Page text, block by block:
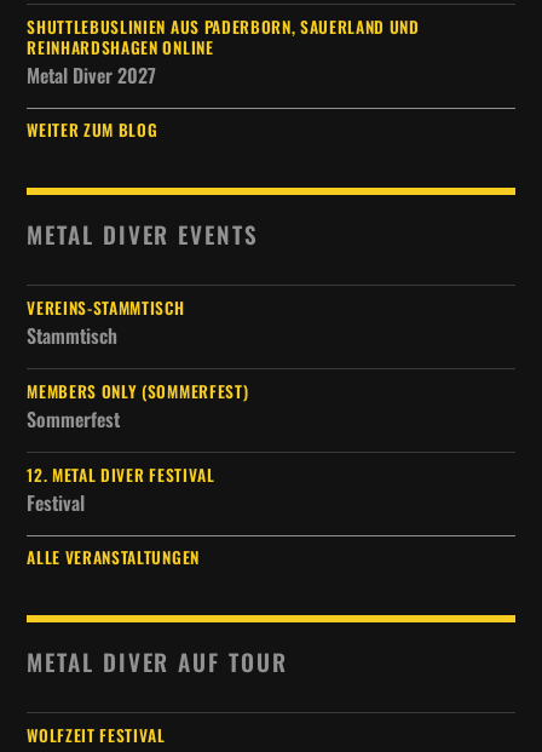
SHUTTLEBUSLINIEN AUS PADERBORN, SAUERLAND UND
REINHARDSHAGEN ONLINE
Metal Diver 2027
WEITER ZUM BLOG
METAL DIVER EVENTS
VEREINS-STAMMTISCH
Stammtisch
MEMBERS ONLY (SOMMERFEST)
Sommerfest
12. METAL DIVER FESTIVAL
Festival
ALLE VERANSTALTUNGEN
METAL DIVER AUF TOUR
WOLFZEIT FESTIVAL